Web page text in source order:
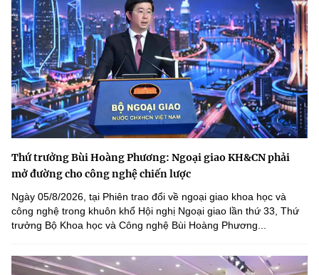
Thứ trưởng Bùi Hoàng Phương: Ngoại giao KH&CN phải
mở đường cho công nghệ chiến lược
Ngày 05/8/2026, tại Phiên trao đổi về ngoại giao khoa học và
công nghệ trong khuôn khổ Hội nghị Ngoại giao lần thứ 33, Thứ
trưởng Bộ Khoa học và Công nghệ Bùi Hoàng Phương...